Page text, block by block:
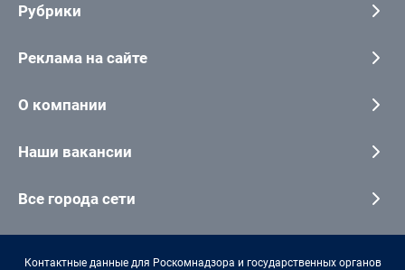
Рубрики
Реклама на сайте
О компании
Наши вакансии
Все города сети
Контактные данные для Роскомнадзора и государственных органов